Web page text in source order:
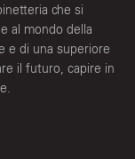
che si
al mondo della
e di una superiore
il futuro, capire in